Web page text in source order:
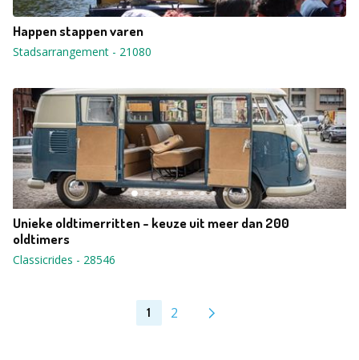
Happen stappen varen
Stadsarrangement - 21080
Unieke oldtimerritten - keuze uit meer dan 200
oldtimers
Classicrides - 28546
1 2